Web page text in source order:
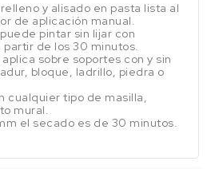
y alisado en pasta lista al
de aplicación manual.
pintar sin lijar con
partir de los 30 minutos.
sobre soportes con y sin
bloque, ladrillo, piedra o
cualquier tipo de masilla,
mural.
el secado es de 30 minutos.